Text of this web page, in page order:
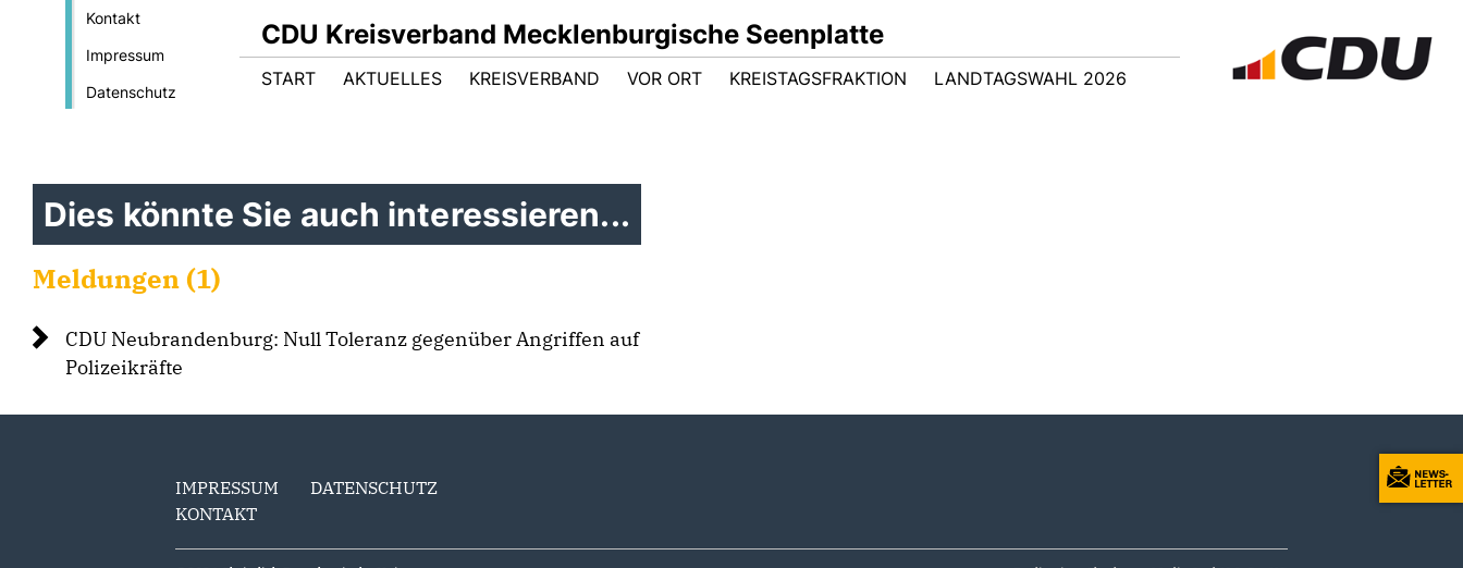
Kontakt
Impressum
Datenschutz
CDU Kreisverband Mecklenburgische Seenplatte
START AKTUELLES KREISVERBAND VOR ORT KREISTAGSFRAKTION LANDTAGSWAHL 2026
Dies könnte Sie auch interessieren...
Meldungen (1)
CDU Neubrandenburg: Null Toleranz gegenüber Angriffen auf
Polizeikräfte
IMPRESSUM
DATENSCHUTZ
KONTAKT